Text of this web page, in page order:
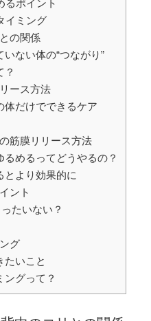
るポイント
イミング
の関係
ない体の“つながり”
？
ース方法
体だけでできるケア
筋膜リリース方法
めるってどうやるの？
とより効果的に
ント
たいない？
グ
たいこと
グって？